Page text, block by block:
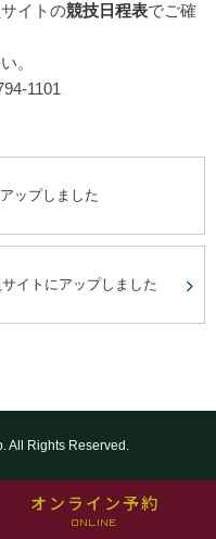
オンライン予約
ONLINE
イトの競技日程表でご確
。
1101
ップしました
イトにアップしました
All Rights Reserved.